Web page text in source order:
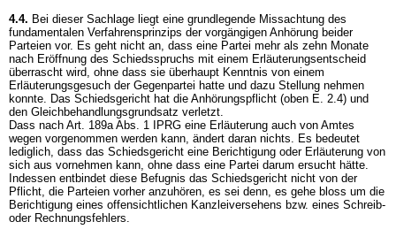
4.4. Bei dieser Sachlage liegt eine grundlegende Missachtung des
fundamentalen Verfahrensprinzips der vorgängigen Anhörung beider
Parteien vor. Es geht nicht an, dass eine Partei mehr als zehn Monate
nach Eröffnung des Schiedsspruchs mit einem Erläuterungsentscheid
überrascht wird, ohne dass sie überhaupt Kenntnis von einem
Erläuterungsgesuch der Gegenpartei hatte und dazu Stellung nehmen
konnte. Das Schiedsgericht hat die Anhörungspflicht (oben E. 2.4) und
den Gleichbehandlungsgrundsatz verletzt.
Dass nach Art. 189a Abs. 1 IPRG eine Erläuterung auch von Amtes
wegen vorgenommen werden kann, ändert daran nichts. Es bedeutet
lediglich, dass das Schiedsgericht eine Berichtigung oder Erläuterung von
sich aus vornehmen kann, ohne dass eine Partei darum ersucht hätte.
Indessen entbindet diese Befugnis das Schiedsgericht nicht von der
Pflicht, die Parteien vorher anzuhören, es sei denn, es gehe bloss um die
Berichtigung eines offensichtlichen Kanzleiversehens bzw. eines Schreib-
oder Rechnungsfehlers.